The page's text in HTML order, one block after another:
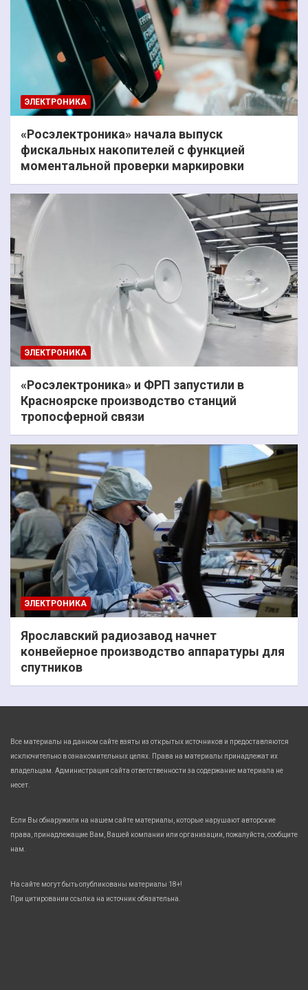
ЭЛЕКТРОНИКА
«Росэлектроника» начала выпуск
фискальных накопителей с функцией
моментальной проверки маркировки
ЭЛЕКТРОНИКА
«Росэлектроника» и ФРП запустили в
Красноярске производство станций
тропосферной связи
ЭЛЕКТРОНИКА
Ярославский радиозавод начнет
конвейерное производство аппаратуры для
спутников
Все материалы на данном сайте взяты из открытых источников и предоставляются
исключительно в ознакомительных целях. Права на материалы принадлежат их
владельцам. Администрация сайта ответственности за содержание материала не
несет.
Если Вы обнаружили на нашем сайте материалы, которые нарушают авторские
права, принадлежащие Вам, Вашей компании или организации, пожалуйста, сообщите
нам.
На сайте могут быть опубликованы материалы 18+!
При цитировании ссылка на источник обязательна.